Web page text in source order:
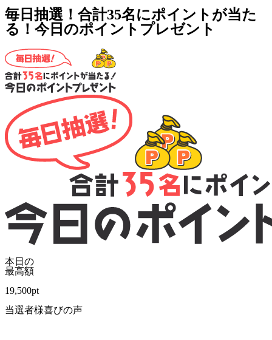
毎日抽選！合計35名にポイントが当た
る！今日のポイントプレゼント
本日の
最高額
19,500pt
当選者様喜びの声